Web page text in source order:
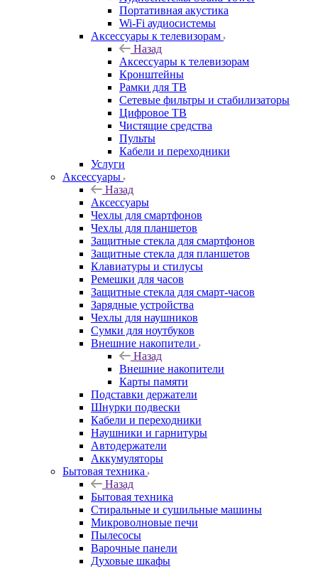
Портативная акустика
Wi-Fi аудиосистемы
Аксессуары к телевизорам
Назад
Аксессуары к телевизорам
Кронштейны
Рамки для ТВ
Сетевые фильтры и стабилизаторы
Цифровое ТВ
Чистящие средства
Пульты
Кабели и переходники
Услуги
Аксессуары
Назад
Аксессуары
Чехлы для смартфонов
Чехлы для планшетов
Защитные стекла для смартфонов
Защитные стекла для планшетов
Клавиатуры и стилусы
Ремешки для часов
Защитные стекла для смарт-часов
Зарядные устройства
Чехлы для наушников
Сумки для ноутбуков
Внешние накопители
Назад
Внешние накопители
Карты памяти
Подставки держатели
Шнурки подвески
Кабели и переходники
Наушники и гарнитуры
Автодержатели
Аккумуляторы
Бытовая техника
Назад
Бытовая техника
Стиральные и сушильные машины
Микроволновые печи
Пылесосы
Варочные панели
Духовые шкафы